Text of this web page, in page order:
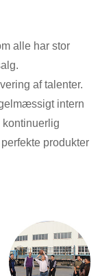
alle har stor
af talenter.
intern
produkter